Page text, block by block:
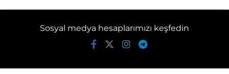
Sosyal medya hesaplarımızı keşfedin